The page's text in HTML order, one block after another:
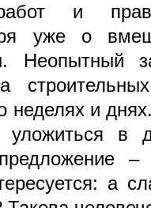
и
уже о
Неопытный
неделях и
уложиться в
а